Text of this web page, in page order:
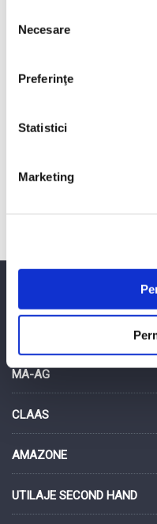
consimțământului
Necesare
Preferinţe
Statistici
Marketing
MA-AG
CLAAS
AMAZONE
UTILAJE SECOND HAND